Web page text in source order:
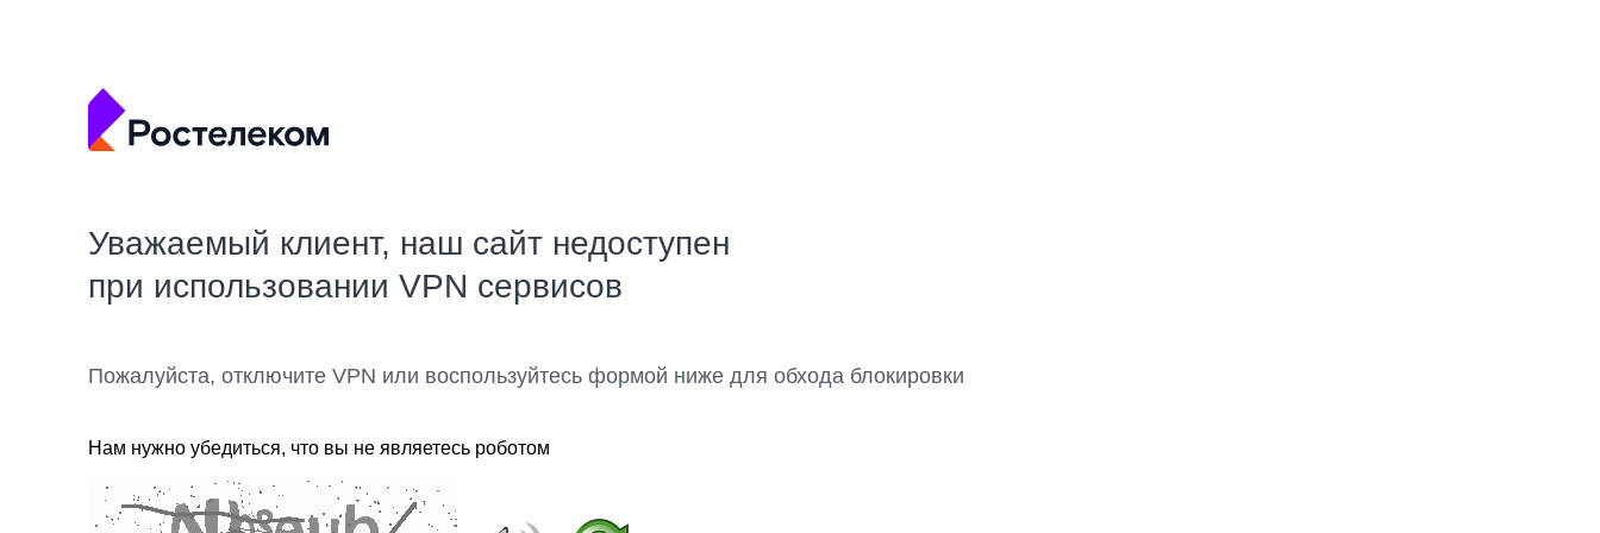
Уважаемый клиент, наш сайт недоступен
при использовании VPN сервисов
Пожалуйста, отключите VPN или воспользуйтесь формой ниже для обхода блокировки
Нам нужно убедиться, что вы не являетесь роботом